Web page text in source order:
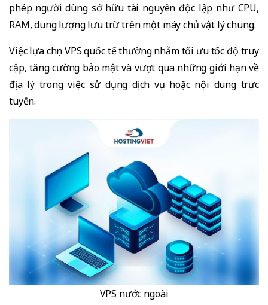
phép người dùng sở hữu tài nguyên độc lập như CPU,
RAM, dung lượng lưu trữ trên một máy chủ vật lý chung.
Việc lựa chọn VPS quốc tế thường nhằm tối ưu tốc độ truy
cập, tăng cường bảo mật và vượt qua những giới hạn về
địa lý trong việc sử dụng dịch vụ hoặc nội dung trực
tuyến.
VPS nước ngoài